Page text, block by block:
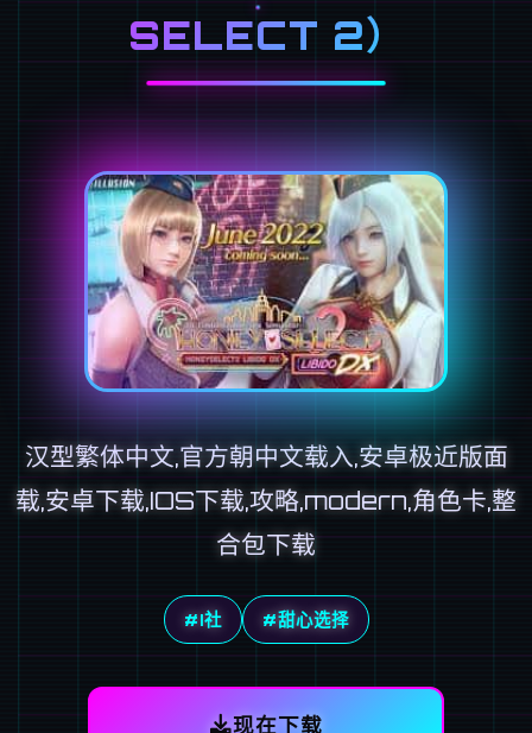
SELECT 2）
汉型繁体中文,官方朝中文载入,安卓极近版面
载,安卓下载,IOS下载,攻略,modern,角色卡,整
合包下载
#I社 #甜心选择
现在下载